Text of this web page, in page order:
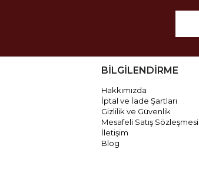
BİLGİLENDİRME
Hakkımızda
İptal ve İade Şartları
Gizlilik ve Güvenlik
Mesafeli Satış Sözleşmesi
İletişim
Blog